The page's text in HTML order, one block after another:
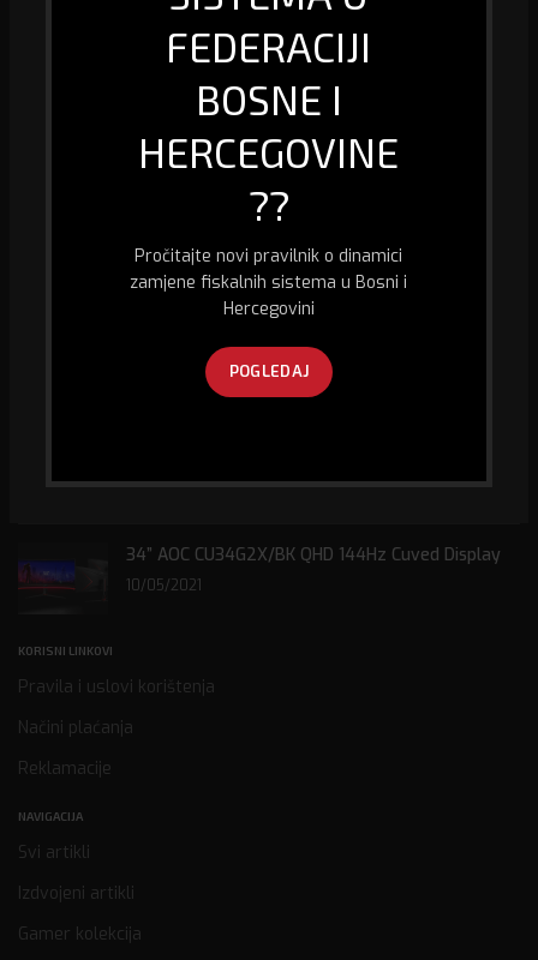
FEDERACIJI
BOSNE I
HERCEGOVINE
??
Pročitajte novi pravilnik o dinamici
zamjene fiskalnih sistema u Bosni i
Hercegovini
POGLEDAJ
Mi smo specijalizirana firma u oblasti biro informacione tehnologije, kao
i prodaje računara i računarske opreme, fiskalizacije te pružanja usluge
Husein Kapetana Gradaščevića,
74260 Jelah - Tešanj, Bosna i Hercegovina
+387 32 667 300
abitec@bih.net.ba
34” AOC CU34G2X/BK QHD 144Hz Cuved Display
10/05/2021
KORISNI LINKOVI
Pravila i uslovi korištenja
Načini plaćanja
Reklamacije
NAVIGACIJA
Svi artikli
Izdvojeni artikli
Gamer kolekcija